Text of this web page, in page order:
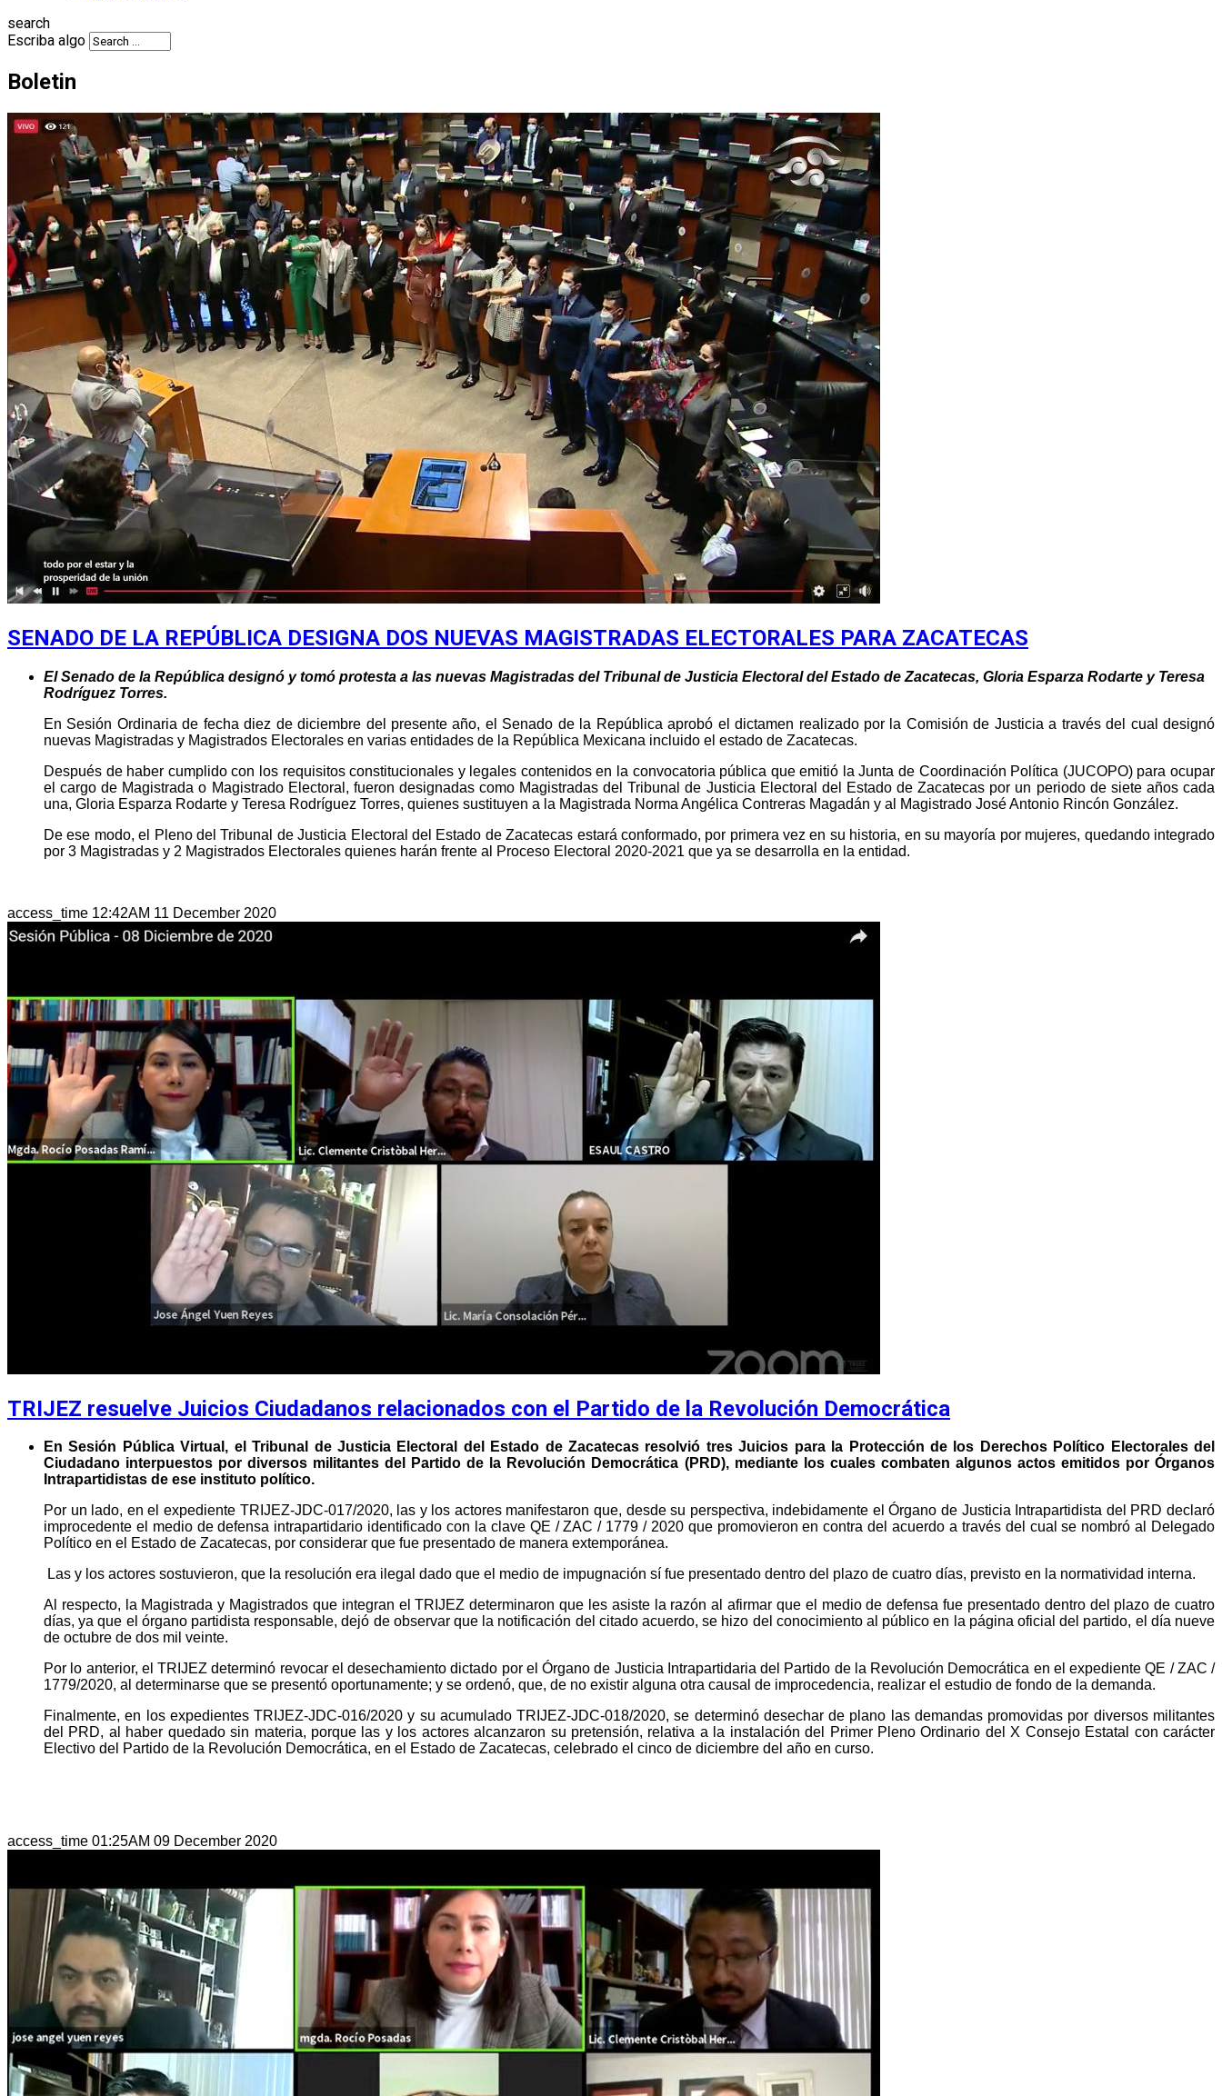
search
Escriba algo
Boletin
SENADO DE LA REPÚBLICA DESIGNA DOS NUEVAS MAGISTRADAS ELECTORALES PARA ZACATECAS
El Senado de la República designó y tomó protesta a las nuevas Magistradas del Tribunal de Justicia Electoral del Estado de Zacatecas, Gloria Esparza Rodarte y Teresa
Rodríguez Torres.
En Sesión Ordinaria de fecha diez de diciembre del presente año, el Senado de la República aprobó el dictamen realizado por la Comisión de Justicia a través del cual designó
nuevas Magistradas y Magistrados Electorales en varias entidades de la República Mexicana incluido el estado de Zacatecas.
Después de haber cumplido con los requisitos constitucionales y legales contenidos en la convocatoria pública que emitió la Junta de Coordinación Política (JUCOPO) para ocupar
el cargo de Magistrada o Magistrado Electoral, fueron designadas como Magistradas del Tribunal de Justicia Electoral del Estado de Zacatecas por un periodo de siete años cada
una, Gloria Esparza Rodarte y Teresa Rodríguez Torres, quienes sustituyen a la Magistrada Norma Angélica Contreras Magadán y al Magistrado José Antonio Rincón González.
De ese modo, el Pleno del Tribunal de Justicia Electoral del Estado de Zacatecas estará conformado, por primera vez en su historia, en su mayoría por mujeres, quedando integrado
por 3 Magistradas y 2 Magistrados Electorales quienes harán frente al Proceso Electoral 2020-2021 que ya se desarrolla en la entidad.
access_time 12:42AM 11 December 2020
TRIJEZ resuelve Juicios Ciudadanos relacionados con el Partido de la Revolución Democrática
En Sesión Pública Virtual, el Tribunal de Justicia Electoral del Estado de Zacatecas resolvió tres Juicios para la Protección de los Derechos Político Electorales del
Ciudadano interpuestos por diversos militantes del Partido de la Revolución Democrática (PRD), mediante los cuales combaten algunos actos emitidos por Órganos
Intrapartidistas de ese instituto político.
Por un lado, en el expediente TRIJEZ-JDC-017/2020, las y los actores manifestaron que, desde su perspectiva, indebidamente el Órgano de Justicia Intrapartidista del PRD declaró
improcedente el medio de defensa intrapartidario identificado con la clave QE / ZAC / 1779 / 2020 que promovieron en contra del acuerdo a través del cual se nombró al Delegado
Político en el Estado de Zacatecas, por considerar que fue presentado de manera extemporánea.
Las y los actores sostuvieron, que la resolución era ilegal dado que el medio de impugnación sí fue presentado dentro del plazo de cuatro días, previsto en la normatividad interna.
Al respecto, la Magistrada y Magistrados que integran el TRIJEZ determinaron que les asiste la razón al afirmar que el medio de defensa fue presentado dentro del plazo de cuatro
días, ya que el órgano partidista responsable, dejó de observar que la notificación del citado acuerdo, se hizo del conocimiento al público en la página oficial del partido, el día nueve
de octubre de dos mil veinte.
Por lo anterior, el TRIJEZ determinó revocar el desechamiento dictado por el Órgano de Justicia Intrapartidaria del Partido de la Revolución Democrática en el expediente QE / ZAC /
1779/2020, al determinarse que se presentó oportunamente; y se ordenó, que, de no existir alguna otra causal de improcedencia, realizar el estudio de fondo de la demanda.
Finalmente, en los expedientes TRIJEZ-JDC-016/2020 y su acumulado TRIJEZ-JDC-018/2020, se determinó desechar de plano las demandas promovidas por diversos militantes
del PRD, al haber quedado sin materia, porque las y los actores alcanzaron su pretensión, relativa a la instalación del Primer Pleno Ordinario del X Consejo Estatal con carácter
Electivo del Partido de la Revolución Democrática, en el Estado de Zacatecas, celebrado el cinco de diciembre del año en curso.
access_time 01:25AM 09 December 2020